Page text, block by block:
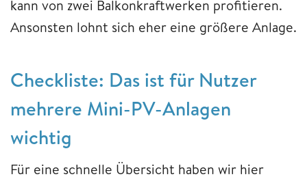
kann von zwei Balkonkraftwerken profitieren.
Ansonsten lohnt sich eher eine größere Anlage.
Checkliste: Das ist für Nutzer
mehrere Mini-PV-Anlagen
wichtig
Für eine schnelle Übersicht haben wir hier